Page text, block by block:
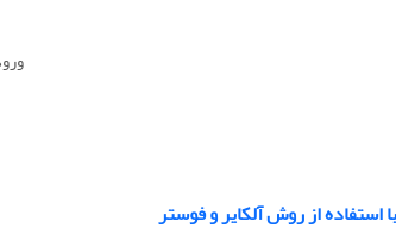
از روش آلکایر و فوستر